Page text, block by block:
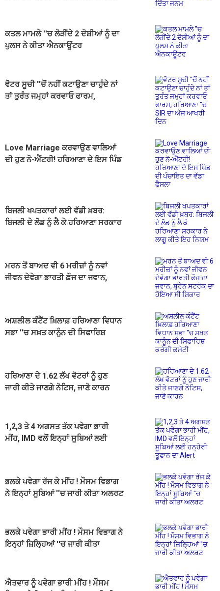
ਕਤਲ ਮਾਮਲੇ ''ਚ ਲੋੜੀਂਦੇ 2 ਦੋਸ਼ੀਆਂ ਨੂੰ ਦਾ
ਪੁਲਸ ਨੇ ਕੀਤਾ ਐਨਕਾਊਂਟਰ
ਵੋਟਰ ਸੂਚੀ ''ਚੋਂ ਨਹੀਂ ਕਟਾਉਣਾ ਚਾਹੁੰਦੇ ਨਾਂ
ਤਾਂ ਤੁਰੰਤ ਜਮ੍ਹਾਂ ਕਰਵਾਓ ਫਾਰਮ,
Love Marriage ਕਰਵਾਉਣ ਵਾਲਿਆਂ
ਦੀ ਹੁਣ ਨੋ-ਐਂਟਰੀ! ਹਰਿਆਣਾ ਦੇ ਇਸ ਪਿੰਡ
ਬਿਜਲੀ ਖਪਤਕਾਰਾਂ ਲਈ ਵੱਡੀ ਖ਼ਬਰ:
ਬਿਜਲੀ ਦੇ ਲੋਡ ਨੂੰ ਲੈ ਕੇ ਹਰਿਆਣਾ ਸਰਕਾਰ
ਮਰਨ ਤੋਂ ਬਾਅਦ ਵੀ 6 ਮਰੀਜ਼ਾਂ ਨੂੰ ਨਵਾਂ
ਜੀਵਨ ਦੇਵੇਗਾ ਭਾਰਤੀ ਫ਼ੌਜ ਦਾ ਜਵਾਨ,
ਅਸ਼ਲੀਲ ਕੰਟੈਂਟ ਖ਼ਿਲਾਫ਼ ਹਰਿਆਣਾ ਵਿਧਾਨ
ਸਭਾ ''ਚ ਸਖ਼ਤ ਕਾਨੂੰਨ ਦੀ ਸਿਫਾਰਿਸ਼
ਹਰਿਆਣਾ ਦੇ 1.62 ਲੱਖ ਵੋਟਰਾਂ ਨੂੰ ਹੁਣ
ਜਾਰੀ ਕੀਤੇ ਜਾਣਗੇ ਨੋਟਿਸ, ਜਾਣੋ ਕਾਰਨ
1,2,3 ਤੇ 4 ਅਗਸਤ ਤੱਕ ਪਵੇਗਾ ਭਾਰੀ
ਮੀਂਹ, IMD ਵਲੋਂ ਇਨ੍ਹਾਂ ਸੂਬਿਆਂ ਲਈ
ਭਲਕੇ ਪਵੇਗਾ ਰੱਜ ਕੇ ਮੀਂਹ ! ਮੌਸਮ ਵਿਭਾਗ
ਨੇ ਇਨ੍ਹਾਂ ਸੂਬਿਆਂ ''ਚ ਜਾਰੀ ਕੀਤਾ ਅਲਰਟ
ਭਲਕੇ ਪਵੇਗਾ ਭਾਰੀ ਮੀਂਹ ! ਮੌਸਮ ਵਿਭਾਗ ਨੇ
ਇਨ੍ਹਾਂ ਜ਼ਿਲ੍ਹਿਆਂ ''ਚ ਜਾਰੀ ਕੀਤਾ
ਐਤਵਾਰ ਨੂੰ ਪਵੇਗਾ ਭਾਰੀ ਮੀਂਹ ! ਮੌਸਮ